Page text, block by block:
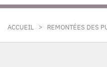
ACCUEIL > REMONTÉES DES